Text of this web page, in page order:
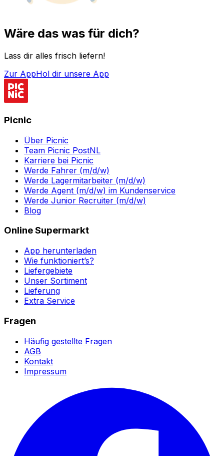
Wäre das was für dich?
Lass dir alles frisch liefern!
Zur AppHol dir unsere App
Picnic
Über Picnic
Team Picnic PostNL
Karriere bei Picnic
Werde Fahrer (m/d/w)
Werde Lagermitarbeiter (m/d/w)
Werde Agent (m/d/w) im Kundenservice
Werde Junior Recruiter (m/d/w)
Blog
Online Supermarkt
App herunterladen
Wie funktioniert’s?
Liefergebiete
Unser Sortiment
Lieferung
Extra Service
Fragen
Häufig gestellte Fragen
AGB
Kontakt
Impressum